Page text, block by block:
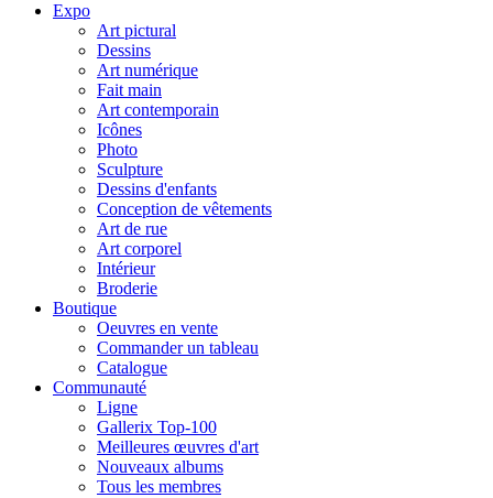
Expo
Art pictural
Dessins
Art numérique
Fait main
Art contemporain
Icônes
Photo
Sculpture
Dessins d'enfants
Conception de vêtements
Art de rue
Art corporel
Intérieur
Broderie
Boutique
Oeuvres en vente
Commander un tableau
Catalogue
Communauté
Ligne
Gallerix Top-100
Meilleures œuvres d'art
Nouveaux albums
Tous les membres